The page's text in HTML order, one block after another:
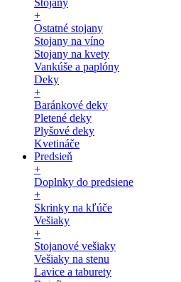
Stojany
+
Ostatné stojany
Stojany na víno
Stojany na kvety
Vankúše a paplóny
Deky
+
Baránkové deky
Pletené deky
Plyšové deky
Kvetináče
Predsieň
+
Doplnky do predsiene
+
Skrinky na kľúče
Vešiaky
+
Stojanové vešiaky
Vešiaky na stenu
Lavice a taburety